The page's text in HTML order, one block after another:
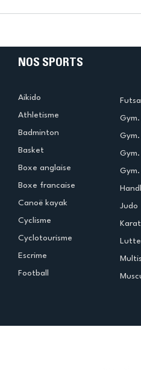
de
termine
NOS SPORTS
Aikido
Athletisme
Badminton
Basket
Boxe anglaise
Boxe francaise
Canoë kayak
Cyclisme
Cyclotourisme
Escrime
Football
Judo
Lutte